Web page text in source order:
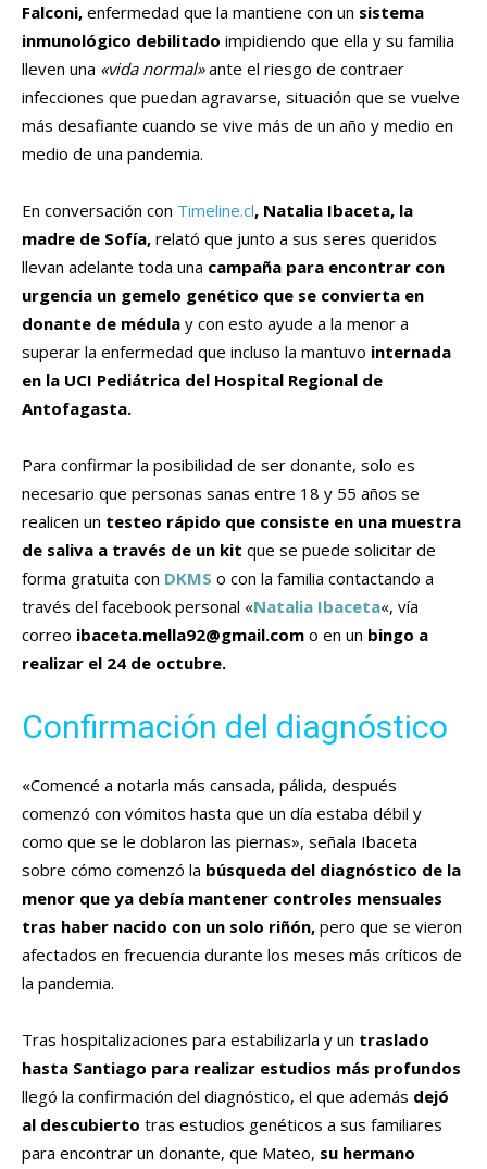
Falconi, enfermedad que la mantiene con un sistema
inmunológico debilitado impidiendo que ella y su familia
lleven una «vida normal»ante el riesgo de contraer
infecciones que puedan agravarse, situación que se vuelve
más desafiante cuando se vive más de un año y medio en
medio de una pandemia.
En conversación con Timeline.cl, Natalia Ibaceta, la
madre de Sofía, relató que junto a sus seres queridos
llevan adelante toda una campaña para encontrar con
urgencia un gemelo genético que se convierta en
donante de médula y con esto ayude a la menor a
superar la enfermedad que incluso la mantuvo internada
en la UCI Pediátrica del Hospital Regional de
Antofagasta.
Para confirmar la posibilidad de ser donante, solo es
necesario que personas sanas entre 18 y 55 años se
realicen un testeo rápido que consiste en una muestra
de saliva a través de un kit que se puede solicitar de
forma gratuita con DKMS o con la familia contactando a
través del facebook personal «Natalia Ibaceta«, vía
correo ibaceta.mella92@gmail.com o en un bingo a
realizar el 24 de octubre.
Confirmación del diagnóstico
«Comencé a notarla más cansada, pálida, después
comenzó con vómitos hasta que un día estaba débil y
como que se le doblaron las piernas», señala Ibaceta
sobre cómo comenzó la búsqueda del diagnóstico de la
menor que ya debía mantener controles mensuales
tras haber nacido con un solo riñón, pero que se vieron
afectados en frecuencia durante los meses más críticos de
la pandemia.
Tras hospitalizaciones para estabilizarla y un traslado
hasta Santiago para realizar estudios más profundos
llegó la confirmación del diagnóstico, el que además dejó
al descubierto tras estudios genéticos a sus familiares
para encontrar un donante, que Mateo, su hermano